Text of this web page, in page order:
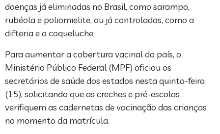
doenças já eliminadas no Brasil, como sarampo,
rubéola e poliomielite, ou já controladas, como a
difteria e a coqueluche.
Para aumentar a cobertura vacinal do país, o
Ministério Público Federal (MPF) oficiou os
secretários de saúde dos estados nesta quinta-feira
(15), solicitando que as creches e pré-escolas
verifiquem as cadernetas de vacinação das crianças
no momento da matrícula.